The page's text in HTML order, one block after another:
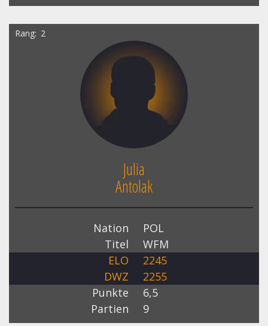
Rang 2
Julia
Antolak
Nation
POL
Titel
WFM
ELO
2245
DWZ
2255
Punkte
6,5
Partien
9